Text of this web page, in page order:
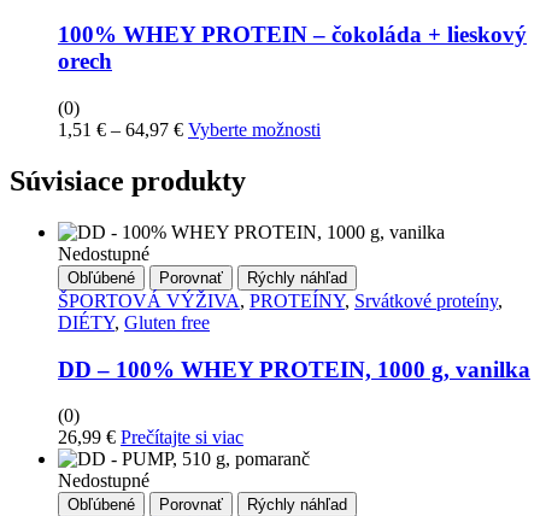
si
môžete
produktu
100% WHEY PROTEIN – čokoláda + lieskový
orech
(0)
1,51 € – 64,97 €Price
1,51 €
through
Vyberte možnosti
Možnosti
môžete
vybrať
produktu
Súvisiace produkty
Nedostupné
Obľúbené Porovnať Rýchly náhľad
ŠPORTOVÁ VÝŽIVA, PROTEÍNY, Srvátkové proteíny,
DIÉTY, Gluten free
DD – 100% WHEY PROTEIN, 1000 g, vanilka
(0)
26,99 € Prečítajte si viac
Nedostupné
Obľúbené Porovnať Rýchly náhľad